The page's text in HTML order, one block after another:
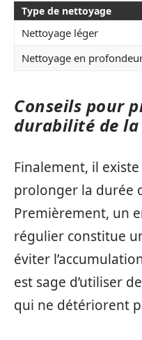
Type de nettoyage
Nettoyage léger
Nettoyage en
Conseils pour
durabilité de la
Finalement, il
prolonger la durée
Premièrement, un
régulier constitue
éviter
est sage d’utiliser
qui ne détériorent